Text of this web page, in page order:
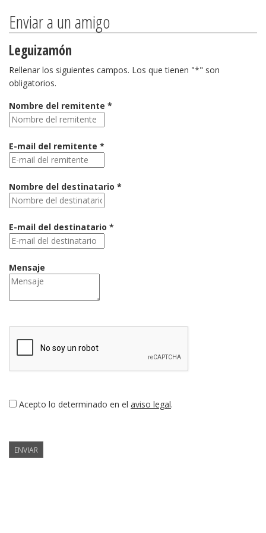
Enviar a un amigo
Leguizamón
Rellenar los siguientes campos. Los que tienen "*" son
obligatorios.
Nombre del remitente *
E-mail del remitente *
Nombre del destinatario *
E-mail del destinatario *
Mensaje
Acepto lo determinado en el aviso legal.
ENVIAR